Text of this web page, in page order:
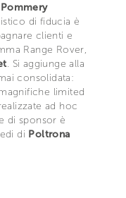
Pommery
di fiducia è
clienti e
Range Rover,
. Si aggiunge alla
consolidata:
limited
ad hoc
di sponsor è
di Poltrona